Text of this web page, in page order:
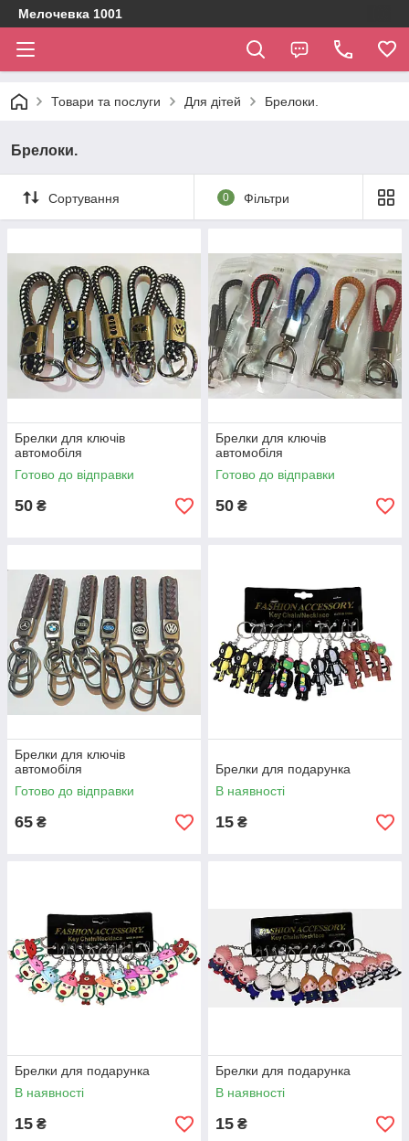
Мелочевка 1001
Товари та послуги Для дітей Брелоки.
Брелоки.
Сортування 0 Фільтри
Брелки для ключів
автомобіля
Готово до відправки
50 ₴
Брелки для ключів
автомобіля
Готово до відправки
50 ₴
Брелки для ключів
автомобіля
Готово до відправки
65 ₴
Брелки для подарунка
В наявності
15 ₴
Брелки для подарунка
В наявності
15 ₴
Брелки для подарунка
В наявності
15 ₴